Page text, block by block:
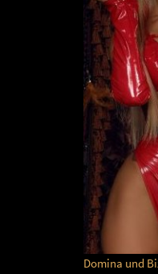
Domina und